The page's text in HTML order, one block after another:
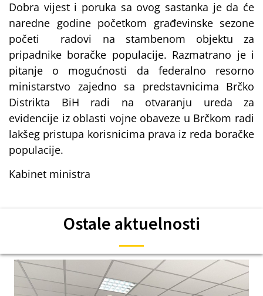
Dobra vijest i poruka sa ovog sastanka je da će
naredne godine početkom građevinske sezone
početi radovi na stambenom objektu za
pripadnike boračke populacije. Razmatrano je i
pitanje o mogućnosti da federalno resorno
ministarstvo zajedno sa predstavnicima Brčko
Distrikta BiH radi na otvaranju ureda za
evidencije iz oblasti vojne obaveze u Brčkom radi
lakšeg pristupa korisnicima prava iz reda boračke
populacije.
Kabinet ministra
Ostale aktuelnosti